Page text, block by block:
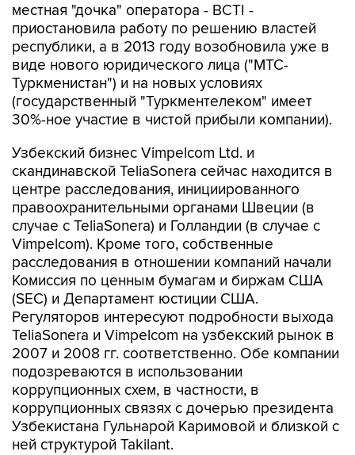
местная "дочка" оператора - BCTI -
приостановила работу по решению властей
республики, а в 2013 году возобновила уже в
виде нового юридического лица ("МТС-
Туркменистан") и на новых условиях
(государственный "Туркментелеком" имеет
30%-ное участие в чистой прибыли компании).
Узбекский бизнес Vimpelcom Ltd. и
скандинавской TeliaSonera сейчас находится в
центре расследования, инициированного
правоохранительными органами Швеции (в
случае с TeliaSonera) и Голландии (в случае с
Vimpelcom). Кроме того, собственные
расследования в отношении компаний начали
Комиссия по ценным бумагам и биржам США
(SEC) и Департамент юстиции США.
Регуляторов интересуют подробности выхода
TeliaSonera и Vimpelcom на узбекский рынок в
2007 и 2008 гг. соответственно. Обе компании
подозреваются в использовании
коррупционных схем, в частности, в
коррупционных связях с дочерью президента
Узбекистана Гульнарой Каримовой и близкой с
ней структурой Takilant.